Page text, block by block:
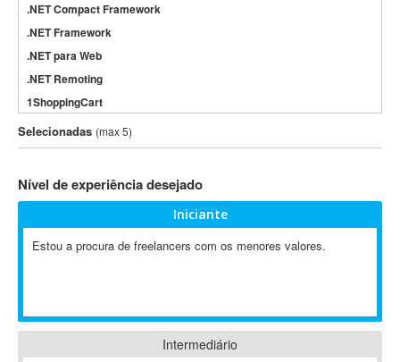
.NET Compact Framework
.NET Framework
.NET para Web
.NET Remoting
1ShoppingCart
3DS Max
3GSM
802.11
A-GPS
ABAP
Abaqus
Selecionadas (max 5)
Nível de experiência desejado
Iniciante
Estou a procura de freelancers com os menores valores.
Intermediário